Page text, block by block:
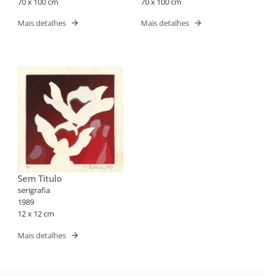
Mais detalhes Mais detalhes
Sem Título
serigrafia
1989
12 x 12 cm
Mais detalhes